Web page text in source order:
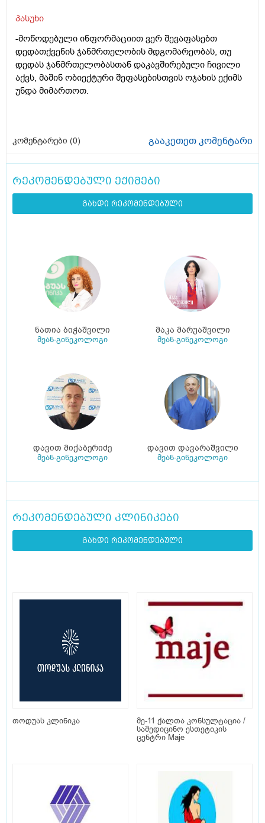
პასუხი
-მოწოდებული ინფორმაციით ვერ შევაფასებთ
დედათქვენის ჯანმრთელობის მდგომარეობას, თუ
დედას ჯანმრთელობასთან დაკავშირებული ჩივილი
აქვს, მაშინ ობიექტური შეფასებისთვის ოჯახის ექიმს
უნდა მიმართოთ.
კომენტარები (0) გააკეთეთ კომენტარი
რეკომენდებული ექიმები
გახდი რეკომენდებული
ნათია ბიჭაშვილი
მეან-გინეკოლოგი
მაკა მარუაშვილი
მეან-გინეკოლოგი
დავით მიქაბერიძე
მეან-გინეკოლოგი
დავით დავარაშვილი
მეან-გინეკოლოგი
რეკომენდებული კლინიკები
გახდი რეკომენდებული
თოდუას კლინიკა
მე-11 ქალთა კონსულტაცია /
სამედიცინო ესთეტიკის
ცენტრი Maje